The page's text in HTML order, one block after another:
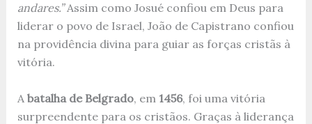
andares.”Assim como Josué confiou em Deus para
liderar o povo de Israel, João de Capistrano confiou
na providência divina para guiar as forças cristãs à
vitória.
A batalha de Belgrado, em 1456, foi uma vitória
surpreendente para os cristãos. Graças à liderança